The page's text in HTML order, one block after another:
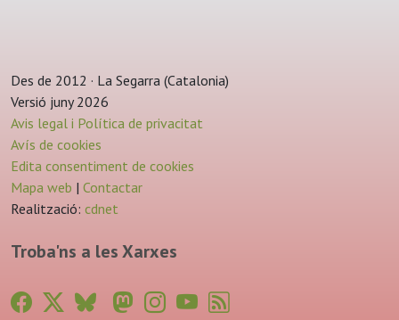
Des de 2012 · La Segarra (Catalonia)
Versió juny 2026
Avis legal i Política de privacitat
Avís de cookies
Edita consentiment de cookies
Mapa web | Contactar
Realització: cdnet
Troba'ns a les Xarxes